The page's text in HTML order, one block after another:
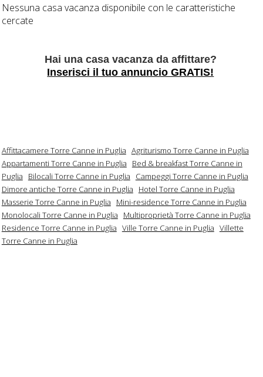
Nessuna casa vacanza disponibile con le caratteristiche
cercate
Hai una casa vacanza da affittare?
Inserisci il tuo annuncio GRATIS!
Affittacamere Torre Canne in Puglia Agriturismo Torre Canne in Puglia
Appartamenti Torre Canne in Puglia
Bed & breakfast Torre Canne in
Puglia
Bilocali Torre Canne in Puglia
Campeggi Torre Canne in Puglia
Dimore antiche Torre Canne in Puglia
Hotel Torre Canne in Puglia
Masserie Torre Canne in Puglia
Mini-residence Torre Canne in Puglia
Monolocali Torre Canne in Puglia
Multiproprietà Torre Canne in Puglia
Residence Torre Canne in Puglia Ville Torre Canne in Puglia Villette
Torre Canne in Puglia